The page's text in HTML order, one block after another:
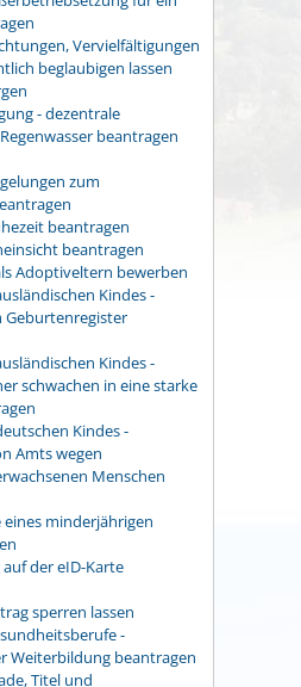
Vervielfältigungen
beglaubigen lassen
- dezentrale
beantragen
zum
beantragen
beantragen
Adoptiveltern bewerben
Kindes -
Geburtenregister
Kindes -
schwachen in eine starke
Kindes -
Amts wegen
Menschen
minderjährigen
der eID-Karte
sperren lassen
-
Weiterbildung beantragen
Titel und